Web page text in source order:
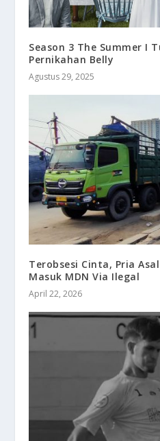
Season 3 The Summer I
Pernikahan Belly
Agustus 29, 2025
Terobsesi Cinta, Pria
Masuk MDN Via Ilegal
April 22, 2026